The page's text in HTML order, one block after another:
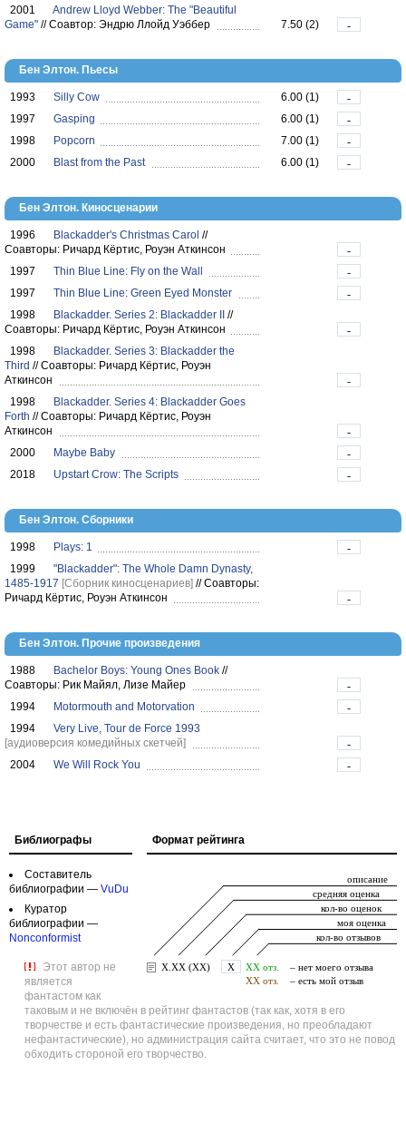
2001
Andrew Lloyd Webber: The "Beautiful
Game" //Соавтор: Эндрю Ллойд Уэббер 7.50 (2) -
Бен Элтон. Пьесы
1993 Silly Cow 6.00 (1)
-
1997
Gasping 6.00 (1)
-
1998
Popcorn 7.00 (1)
-
2000
Blast from the Past 6.00 (1) -
Бен Элтон. Киносценарии
1996 Blackadder's Christmas Carol //
Соавторы: Ричард Кёртис, Роуэн Аткинсон
-
1997
Thin Blue Line: Fly on the Wall
-
1997
Thin Blue Line: Green Eyed Monster
-
1998
Blackadder. Series 2: Blackadder II
//
Соавторы: Ричард Кёртис, Роуэн Аткинсон
-
1998
Blackadder. Series 3: Blackadder the
Third //Соавторы: Ричард Кёртис, Роуэн
Аткинсон
-
1998
Blackadder. Series 4: Blackadder Goes
Forth //Соавторы: Ричард Кёртис, Роуэн
Аткинсон
-
2000
Maybe Baby
-
2018
Upstart Crow: The Scripts -
Бен Элтон. Сборники
1998 Plays: 1
-
1999
"Blackadder": The Whole Damn Dynasty,
1485-1917 [Сборник киносценариев] //Соавторы:
Ричард Кёртис, Роуэн Аткинсон
-
Бен Элтон. Прочие произведения
1988 Bachelor Boys: Young Ones Book //
Соавторы: Рик Майял, Лизе Майер
-
1994
Motormouth and Motorvation
-
1994
Very Live, Tour de Force 1993
[аудиоверсия комедийных скетчей]
-
2004
We Will Rock You -
Формат рейтинга
Библиографы
Составитель
библиографии — VuDu
Куратор
библиографии —
Nonconformist
Этот автор не
является
фантастом как
таковым и не включён в рейтинг фантастов (так как, хотя в его
творчестве и есть фантастические произведения, но преобладают
нефантастические), но администрация сайта считает, что это не повод
обходить стороной его творчество.